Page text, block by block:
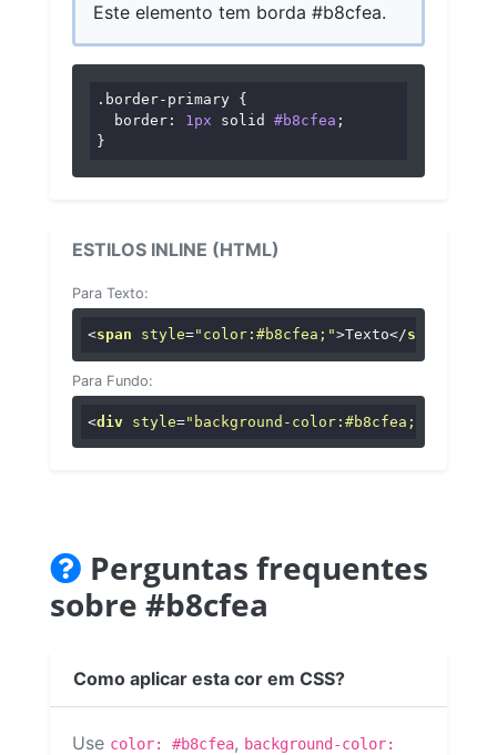
Este elemento tem borda #b8cfea.
.border-primary {
border : 1px solid #b8cfea ;
}
ESTILOS INLINE (HTML)
Para Texto:
<span style="color:#b8cfea;">Texto</span
Para Fundo:
<div style="background-color:#b8cfea;"
Perguntas frequentes
sobre #b8cfea
Como aplicar esta cor em CSS?
Use color: #b8cfea, background-color: